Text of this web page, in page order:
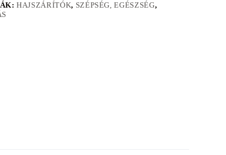
HAJSZÁRÍTÓK, SZÉPSÉG, EGÉSZSÉG,